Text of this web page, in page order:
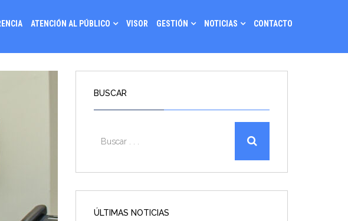
ATENCIÓN AL PÚBLICO VISOR GESTIÓN NOTICIAS CONTACTO
BUSCAR
ÚLTIMAS NOTICIAS